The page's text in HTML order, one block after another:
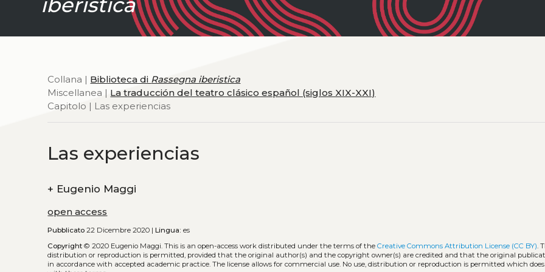
Collana | Biblioteca di Rassegna iberistica
Miscellanea | La traducción del teatro clásico español (siglos XIX-XXI)
Capitolo | Las experiencias
Las experiencias
+ Eugenio Maggi
open access
Pubblicato 22 Dicembre 2020 |Lingua: es
Copyright © 2020 Eugenio Maggi.This is an open-access work distributed under the terms of theCreative Commons Attribution License (CC BY).
distribution or reproduction is permitted, provided that the original author(s) and the copyright owner(s) are credited and that the original
in accordance with accepted academic practice. The license allows for commercial use. No use, distribution or reproduction is permitted which